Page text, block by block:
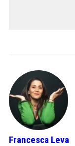
Francesca Leva